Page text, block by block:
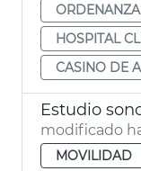
HOSPITAL
CASINO DE
Estudio
modificado
MOVILIDAD